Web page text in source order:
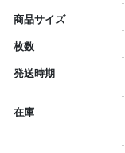
商品サイズ
枚数
発送時期
在庫